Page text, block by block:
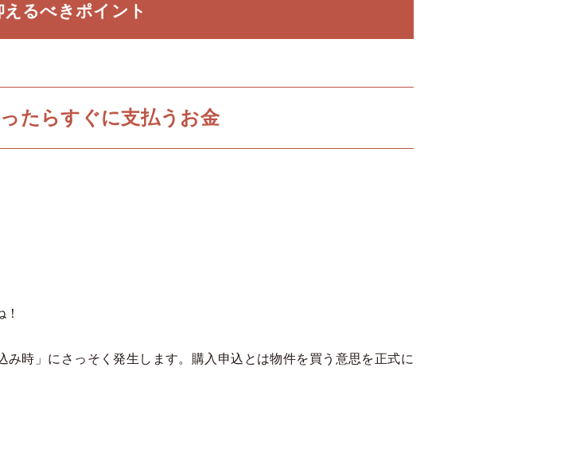
えるべきポイント
たらすぐに支払うお金
時」にさっそく発生します。購入申込とは物件を買う意思を正式に